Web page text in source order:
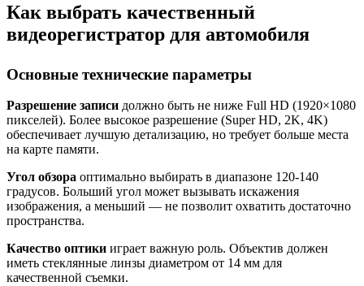
Как выбрать качественный
видеорегистратор для автомобиля
Основные технические параметры
Разрешение записи должно быть не ниже Full HD (1920×1080
пикселей). Более высокое разрешение (Super HD, 2K, 4K)
обеспечивает лучшую детализацию, но требует больше места
на карте памяти.
Угол обзора оптимально выбирать в диапазоне 120-140
градусов. Больший угол может вызывать искажения
изображения, а меньший — не позволит охватить достаточно
пространства.
Качество оптики играет важную роль. Объектив должен
иметь стеклянные линзы диаметром от 14 мм для
качественной съемки.